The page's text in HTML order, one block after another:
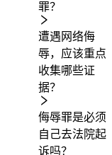
罪？
遭遇网络侮
辱，应该重点
收集哪些证
据？
侮辱罪是必须
自己去法院起
诉吗？